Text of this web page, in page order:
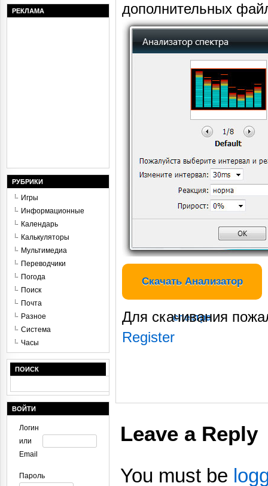
дополнительных
Скачать Анализатор
спектра
Для скачивания
Register
Leave a Reply
You must be
РЕКЛАМА
РУБРИКИ
Игры
Информационные
Календарь
Калькуляторы
Мультимедиа
Переводчики
Погода
Поиск
Почта
Разное
Система
Часы
ПОИСК
ВОЙТИ
Логин
или
Email
Пароль